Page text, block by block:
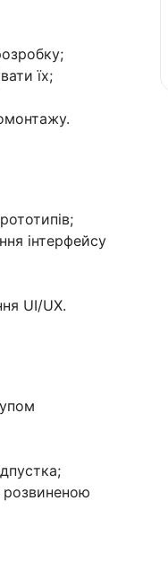
їх;
інтерфейсу
UI/UX.